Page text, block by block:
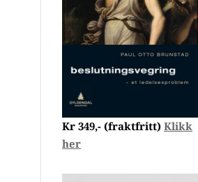
Kr 349,- (fraktfritt)Klikk
her